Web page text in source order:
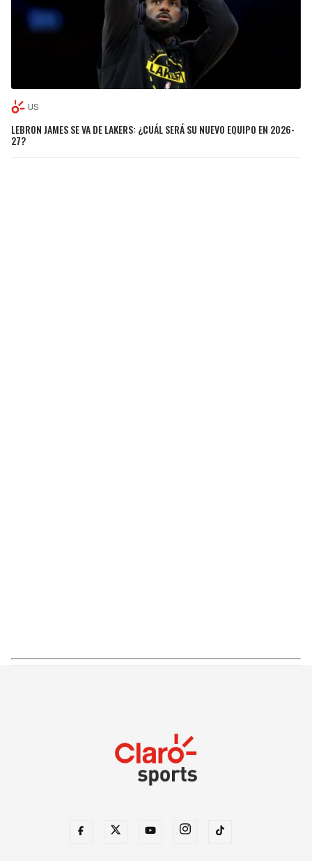
US
LEBRON JAMES SE VA DE LAKERS: ¿CUÁL SERÁ SU NUEVO EQUIPO EN 2026-
27?